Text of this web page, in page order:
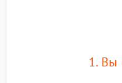
1. Вы